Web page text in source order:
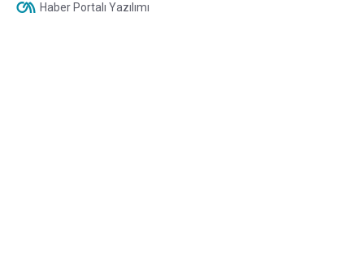
Haber Portalı Yazılımı